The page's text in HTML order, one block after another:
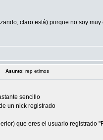
claro está) porque no soy
Asunto: rep etimos
sencillo
un nick registrado
que eres el usuario registrado